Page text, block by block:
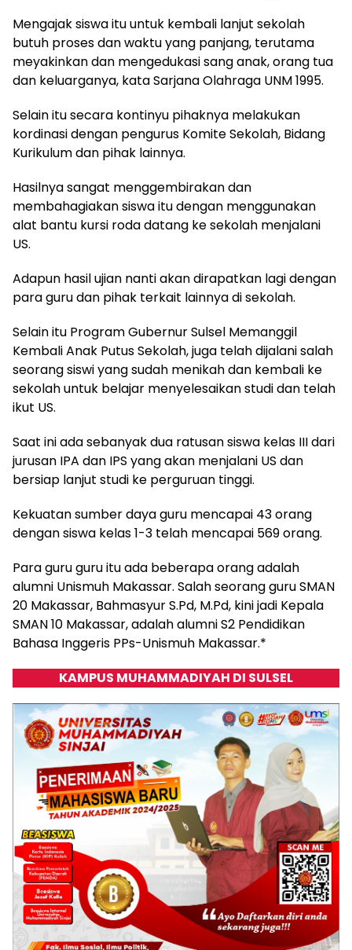
Mengajak siswa itu untuk kembali lanjut sekolah
butuh proses dan waktu yang panjang, terutama
meyakinkan dan mengedukasi sang anak, orang tua
dan keluarganya, kata Sarjana Olahraga UNM 1995.
Selain itu secara kontinyu pihaknya melakukan
kordinasi dengan pengurus Komite Sekolah, Bidang
Kurikulum dan pihak lainnya.
Hasilnya sangat menggembirakan dan
membahagiakan siswa itu dengan menggunakan
alat bantu kursi roda datang ke sekolah menjalani
US.
Adapun hasil ujian nanti akan dirapatkan lagi dengan
para guru dan pihak terkait lainnya di sekolah.
Selain itu Program Gubernur Sulsel Memanggil
Kembali Anak Putus Sekolah, juga telah dijalani salah
seorang siswi yang sudah menikah dan kembali ke
sekolah untuk belajar menyelesaikan studi dan telah
ikut US.
Saat ini ada sebanyak dua ratusan siswa kelas III dari
jurusan IPA dan IPS yang akan menjalani US dan
bersiap lanjut studi ke perguruan tinggi.
Kekuatan sumber daya guru mencapai 43 orang
dengan siswa kelas 1-3 telah mencapai 569 orang.
Para guru guru itu ada beberapa orang adalah
alumni Unismuh Makassar. Salah seorang guru SMAN
20 Makassar, Bahmasyur S.Pd, M.Pd, kini jadi Kepala
SMAN 10 Makassar, adalah alumni S2 Pendidikan
Bahasa Inggeris PPs-Unismuh Makassar.*
KAMPUS MUHAMMADIYAH DI SULSEL